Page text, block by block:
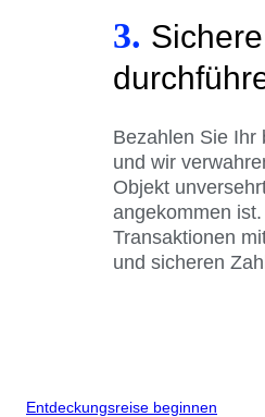
3.
Bezahlen Sie Ihr
und wir
Objekt
angekommen
Transaktionen
und sicheren
Entdeckungsreise beginnen